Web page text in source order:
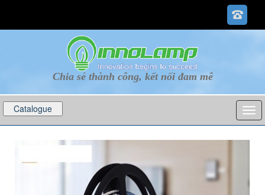
Chia sẻ thành công, kết nối đam mê
Catalogue p